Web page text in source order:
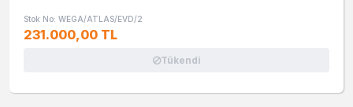
Stok No: WEGA/ATLAS/EVD/2
231.000,00 TL
Tükendi